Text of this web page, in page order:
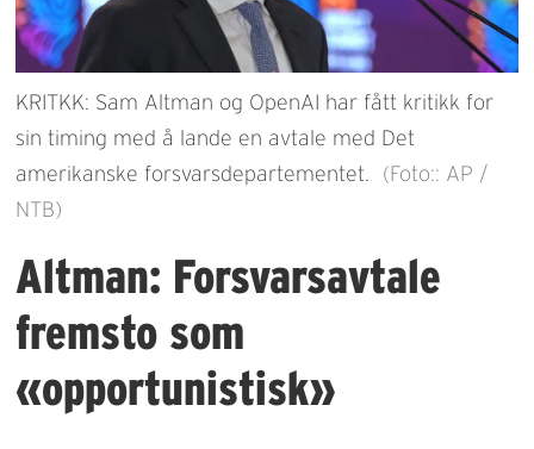
KRITKK: Sam Altman og OpenAI har fått kritikk for
sin timing med å lande en avtale med Det
amerikanske forsvarsdepartementet.
(Foto:: AP /
NTB)
Altman: Forsvarsavtale
fremsto som
«opportunistisk»